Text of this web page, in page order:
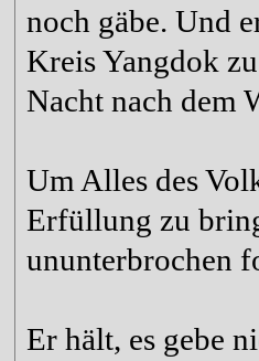
noch gäbe. Und
Kreis Yangdok
Nacht nach dem
Um Alles des
Erfüllung zu
ununterbrochen
Er hält, es gebe